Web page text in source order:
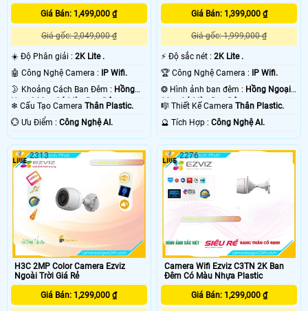
Giá Bán: 1,499,000 ₫
Giá gốc: 2,049,000 ₫
☀️ Độ Phân giải : 2K Lite .
🤖️ Công Nghệ Camera : IP Wifi.
🌛 Khoảng Cách Ban Đêm : Hồng
Ngoại 30m Có Màu Ban Ðêm.
❄ Cấu Tạo Camera Thân Plastic.
️💮 Ưu Điểm : Công Nghệ AI.
Giá Bán: 1,399,000 ₫
Giá gốc: 1,999,000 ₫
️⚡ Độ sắc nét :2K Lite .
🏆 Công Nghệ Camera : IP Wifi.
❂ Hình ảnh ban đêm : Hồng Ngoại
30m Có Màu Ban Ðêm.
🎼️ Thiết Kế CameraThân Plastic.
️🔮 Tích Hợp :Công Nghệ AI.
H3C 2MP Color Camera Ezviz
Ngoài Trời Giá Rẻ
Giá Bán: 1,299,000 ₫
2313
Camera Wifi Ezviz C3TN 2K Ban
Đêm Có Màu Nhựa Plastic
Giá Bán: 1,299,000 ₫
2276